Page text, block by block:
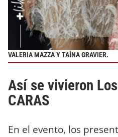
VALERIA MAZZA Y TAÍNA GRAVIER.
Así se vivieron
CARAS
En el evento, los